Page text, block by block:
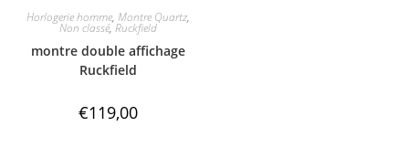
Horlogerie homme, Montre Quartz,
Non classé,Ruckfield
montre double affichage
Ruckfield
€119,00